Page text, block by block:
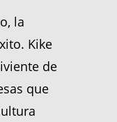
la
Kike
de
que